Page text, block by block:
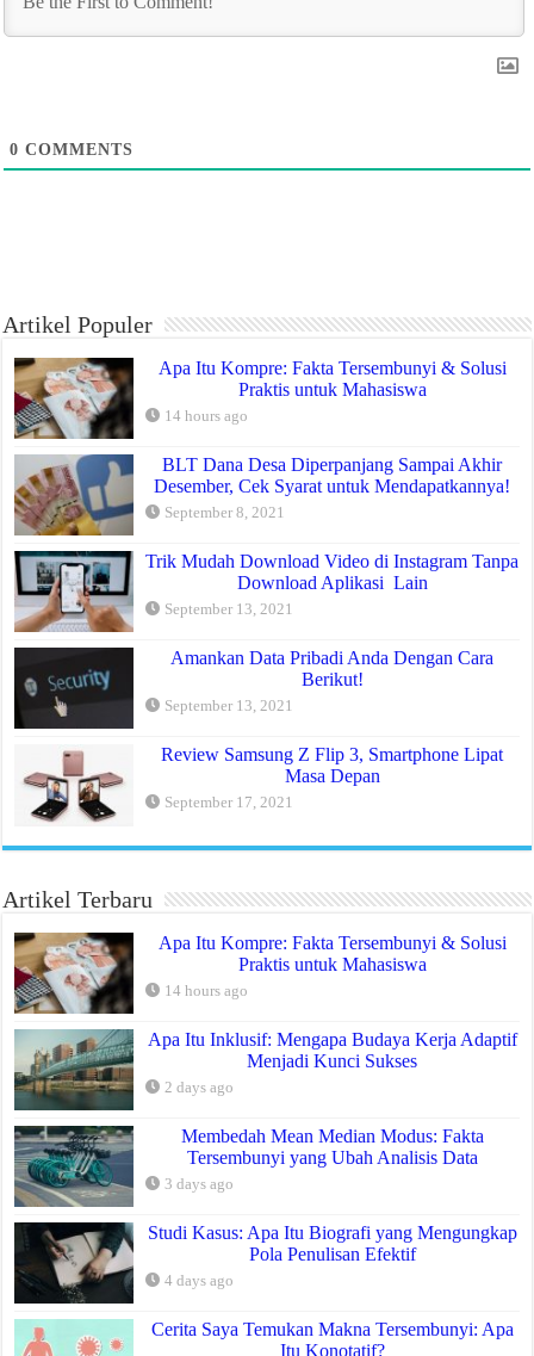
0 COMMENTS
Artikel Populer
Apa Itu Kompre: Fakta Tersembunyi & Solusi
Praktis untuk Mahasiswa
14 hours ago
BLT Dana Desa Diperpanjang Sampai Akhir
Desember, Cek Syarat untuk Mendapatkannya!
September 8, 2021
Trik Mudah Download Video di Instagram Tanpa
Download Aplikasi Lain
September 13, 2021
Amankan Data Pribadi Anda Dengan Cara
Berikut!
September 13, 2021
Review Samsung Z Flip 3, Smartphone Lipat
Masa Depan
September 17, 2021
Artikel Terbaru
Apa Itu Kompre: Fakta Tersembunyi & Solusi
Praktis untuk Mahasiswa
14 hours ago
Apa Itu Inklusif: Mengapa Budaya Kerja Adaptif
Menjadi Kunci Sukses
2 days ago
Membedah Mean Median Modus: Fakta
Tersembunyi yang Ubah Analisis Data
3 days ago
Studi Kasus: Apa Itu Biografi yang Mengungkap
Pola Penulisan Efektif
4 days ago
Cerita Saya Temukan Makna Tersembunyi: Apa
Itu Konotatif?